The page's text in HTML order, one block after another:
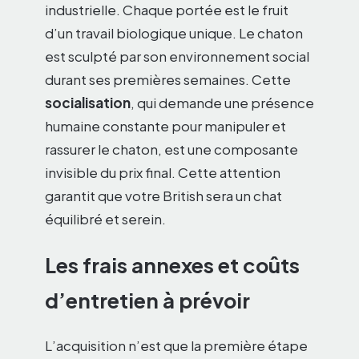
industrielle. Chaque portée est le fruit
d’un travail biologique unique. Le chaton
est sculpté par son environnement social
durant ses premières semaines. Cette
socialisation, qui demande une présence
humaine constante pour manipuler et
rassurer le chaton, est une composante
invisible du prix final. Cette attention
garantit que votre British sera un chat
équilibré et serein.
Les frais annexes et coûts
d’entretien à prévoir
L’acquisition n’est que la première étape